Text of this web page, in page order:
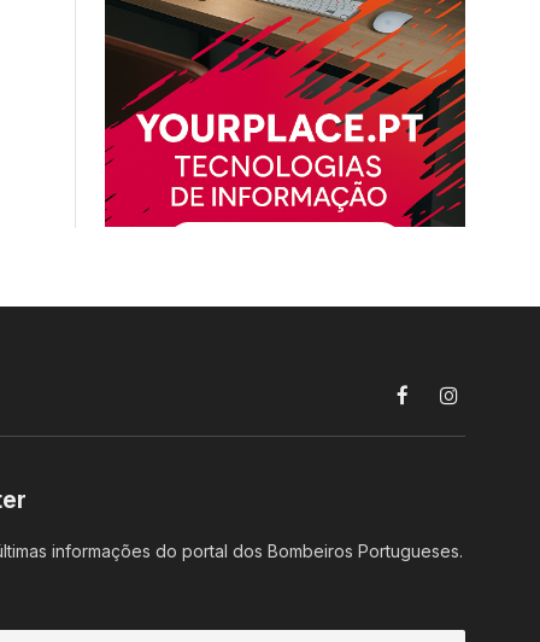
FacebookInstagram
informações do portal dos Bombeiros Portugueses.